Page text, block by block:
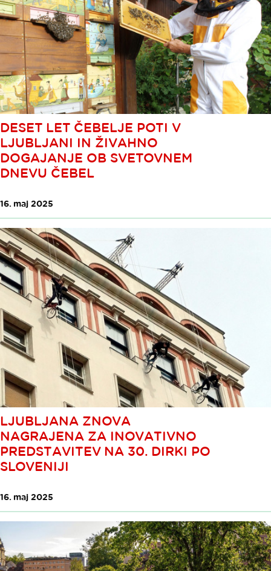
DESET LET ČEBELJE POTI V
LJUBLJANI IN ŽIVAHNO
DOGAJANJE OB SVETOVNEM
DNEVU ČEBEL
16. maj 2025
LJUBLJANA ZNOVA
NAGRAJENA ZA INOVATIVNO
PREDSTAVITEV NA 30. DIRKI PO
SLOVENIJI
16. maj 2025